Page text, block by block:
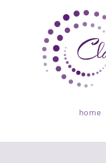
home